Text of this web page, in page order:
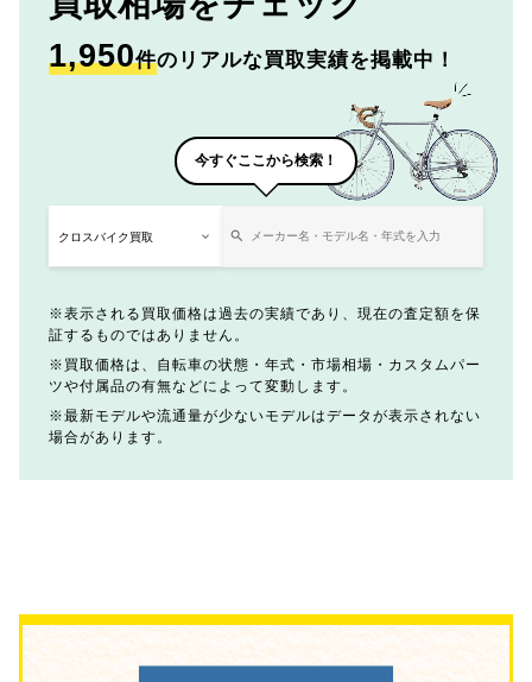
1,950件のリアルな買取実績を掲載中！
今すぐここから検索！
表示される買取価格は過去の実績であり、現在の査定額を保
証するものではありません。
買取価格は、自転車の状態・年式・市場相場・カスタムパー
ツや付属品の有無などによって変動します。
最新モデルや流通量が少ないモデルはデータが表示されない
場合があります。